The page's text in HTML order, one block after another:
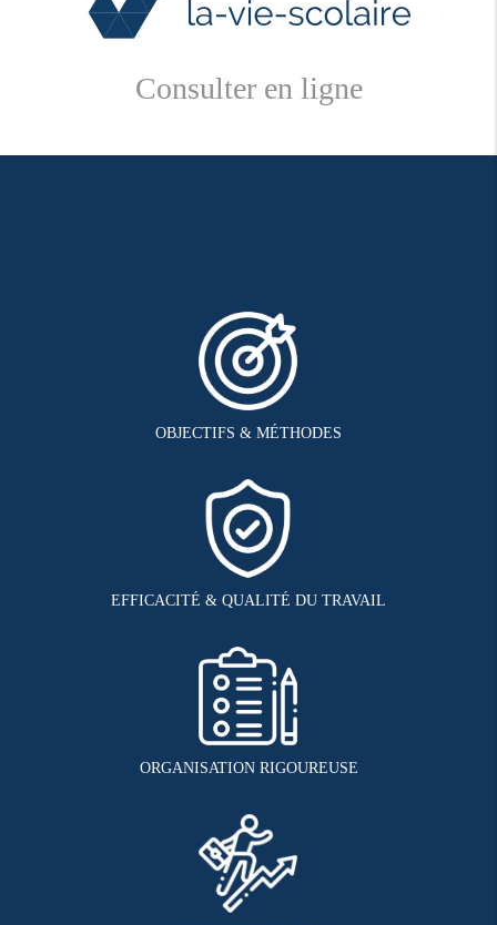
Consulter en ligne
OBJECTIFS & MÉTHODES
EFFICACITÉ & QUALITÉ DU TRAVAIL
ORGANISATION RIGOUREUSE